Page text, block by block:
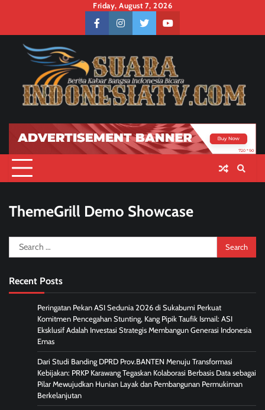
content
Friday, August 7, 2026
facebookinstagramtwitteryoutube
ThemeGrill Demo Showcase
Search
for:
Recent Posts
Peringatan Pekan ASI Sedunia 2026 di Sukabumi Perkuat
Komitmen Pencegahan Stunting, Kang Pipik Taufik Ismail: ASI
Eksklusif Adalah Investasi Strategis Membangun Generasi Indonesia
Emas
Dari Studi Banding DPRD Prov.BANTEN Menuju Transformasi
Kebijakan: PRKP Karawang Tegaskan Kolaborasi Berbasis Data sebagai
Pilar Mewujudkan Hunian Layak dan Pembangunan Permukiman
Berkelanjutan